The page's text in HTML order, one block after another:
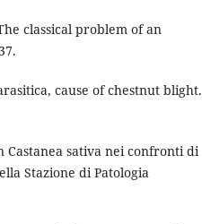
classical problem of an
cause of chestnut blight.
Castanea sativa nei confronti di
Stazione di Patologia